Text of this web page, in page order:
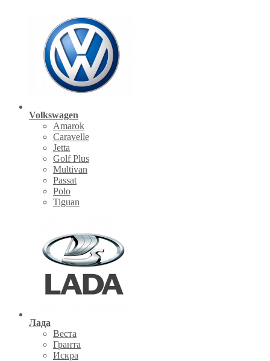
Volkswagen
Amarok
Caravelle
Jetta
Golf Plus
Multivan
Passat
Polo
Tiguan
Лада
Веста
Гранта
Искра